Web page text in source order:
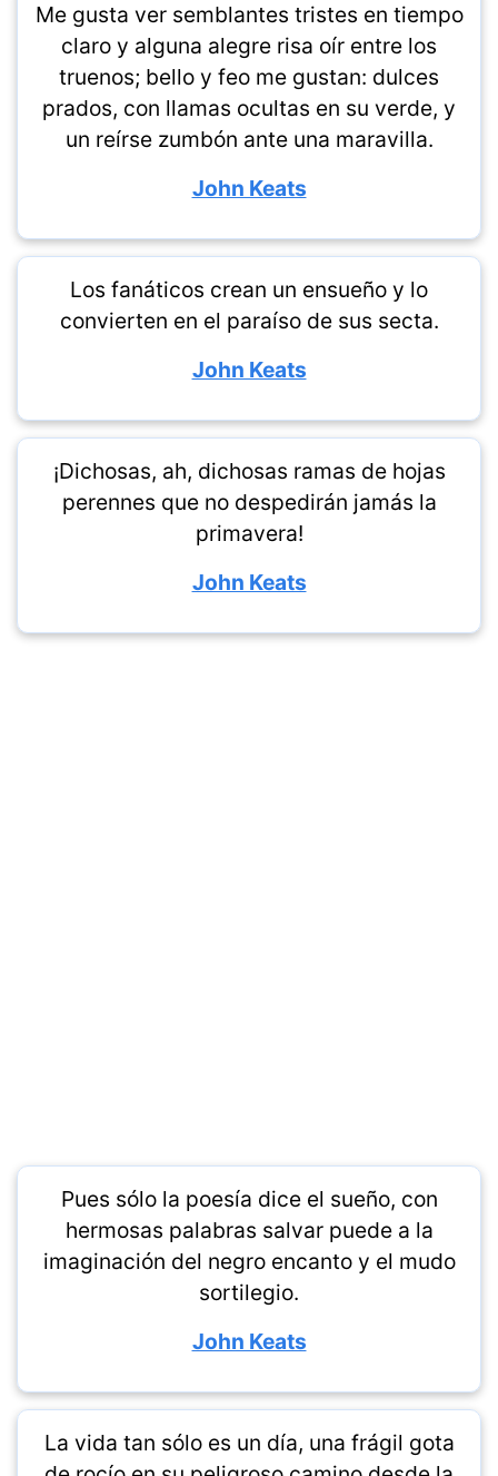
Me gusta ver semblantes tristes en tiempo
claro y alguna alegre risa oír entre los
truenos; bello y feo me gustan: dulces
prados, con llamas ocultas en su verde, y
un reírse zumbón ante una maravilla.
John Keats
Los fanáticos crean un ensueño y lo
convierten en el paraíso de sus secta.
John Keats
¡Dichosas, ah, dichosas ramas de hojas
perennes que no despedirán jamás la
primavera!
John Keats
Pues sólo la poesía dice el sueño, con
hermosas palabras salvar puede a la
imaginación del negro encanto y el mudo
sortilegio.
John Keats
La vida tan sólo es un día, una frágil gota